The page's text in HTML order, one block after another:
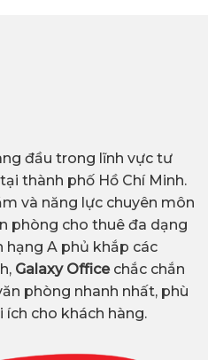
đầu trong lĩnh vực tư
thành phố Hồ Chí Minh.
và năng lực chuyên môn
phòng cho thuê đa dạng
hạng A phủ khắp các
Galaxy Office chắc chắn
phòng nhanh nhất, phù
ích cho khách hàng.